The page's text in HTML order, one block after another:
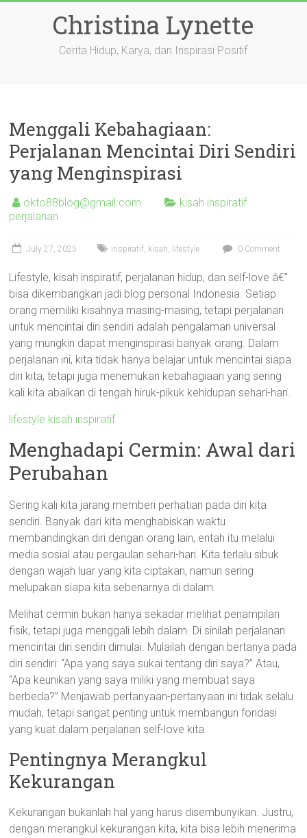
Christina Lynette
Cerita Hidup, Karya, dan Inspirasi Positif
Menggali Kebahagiaan:
Perjalanan Mencintai Diri Sendiri
yang Menginspirasi
okto88blog@gmail.com
kisah inspiratif
perjalanan
July 27, 2025 inspiratif, kisah, lifestyle 0 Comment
Lifestyle, kisah inspiratif, perjalanan hidup, dan self-love â€”
bisa dikembangkan jadi blog personal Indonesia. Setiap
orang memiliki kisahnya masing-masing, tetapi perjalanan
untuk mencintai diri sendiri adalah pengalaman universal
yang mungkin dapat menginspirasi banyak orang. Dalam
perjalanan ini, kita tidak hanya belajar untuk mencintai siapa
diri kita, tetapi juga menemukan kebahagiaan yang sering
kali kita abaikan di tengah hiruk-pikuk kehidupan sehari-hari.
lifestyle kisah inspiratif
Menghadapi Cermin: Awal dari
Perubahan
Sering kali kita jarang memberi perhatian pada diri kita
sendiri. Banyak dari kita menghabiskan waktu
membandingkan diri dengan orang lain, entah itu melalui
media sosial atau pergaulan sehari-hari. Kita terlalu sibuk
dengan wajah luar yang kita ciptakan, namun sering
melupakan siapa kita sebenarnya di dalam.
Melihat cermin bukan hanya sekadar melihat penampilan
fisik, tetapi juga menggali lebih dalam. Di sinilah perjalanan
mencintai diri sendiri dimulai. Mulailah dengan bertanya pada
diri sendiri: “Apa yang saya sukai tentang diri saya?” Atau,
“Apa keunikan yang saya miliki yang membuat saya
berbeda?” Menjawab pertanyaan-pertanyaan ini tidak selalu
mudah, tetapi sangat penting untuk membangun fondasi
yang kuat dalam perjalanan self-love kita.
Pentingnya Merangkul
Kekurangan
Kekurangan bukanlah hal yang harus disembunyikan. Justru,
dengan merangkul kekurangan kita, kita bisa lebih menerima